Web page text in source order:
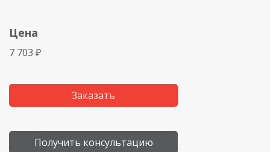
Цена
7 703 ₽
Заказать
Получить консультацию